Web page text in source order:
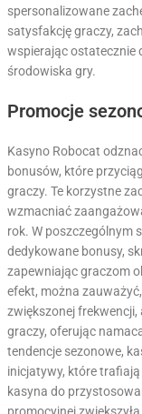
spersonalizowane
satysfakcję graczy,
wspierając ostatecznie
środowiska gry.
Promocje
Kasyno Robocat
bonusów, które
graczy. Te korzystne
wzmacniać
rok. W poszczególnym
dedykowane bonusy,
zapewniając graczom
efekt, można
zwiększonej
graczy, oferując
tendencje sezonowe,
inicjatywy, które
kasyna do